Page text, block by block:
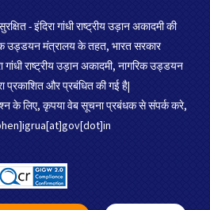
- इंदिरा गांधी राष्ट्रीय उड़ान अकादमी की
उड्डयन मंत्रालय के तहत, भारत सरकार
गांधी राष्ट्रीय उड़ान अकादमी, नागरिक उड्डयन
प्रकाशित और प्रबंधित की गई है|
के लिए, कृपया वेब सूचना प्रबंधक से संपर्क करे,